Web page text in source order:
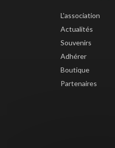
L'association
Actualités
Souvenirs
Adhérer
Boutique
Partenaires